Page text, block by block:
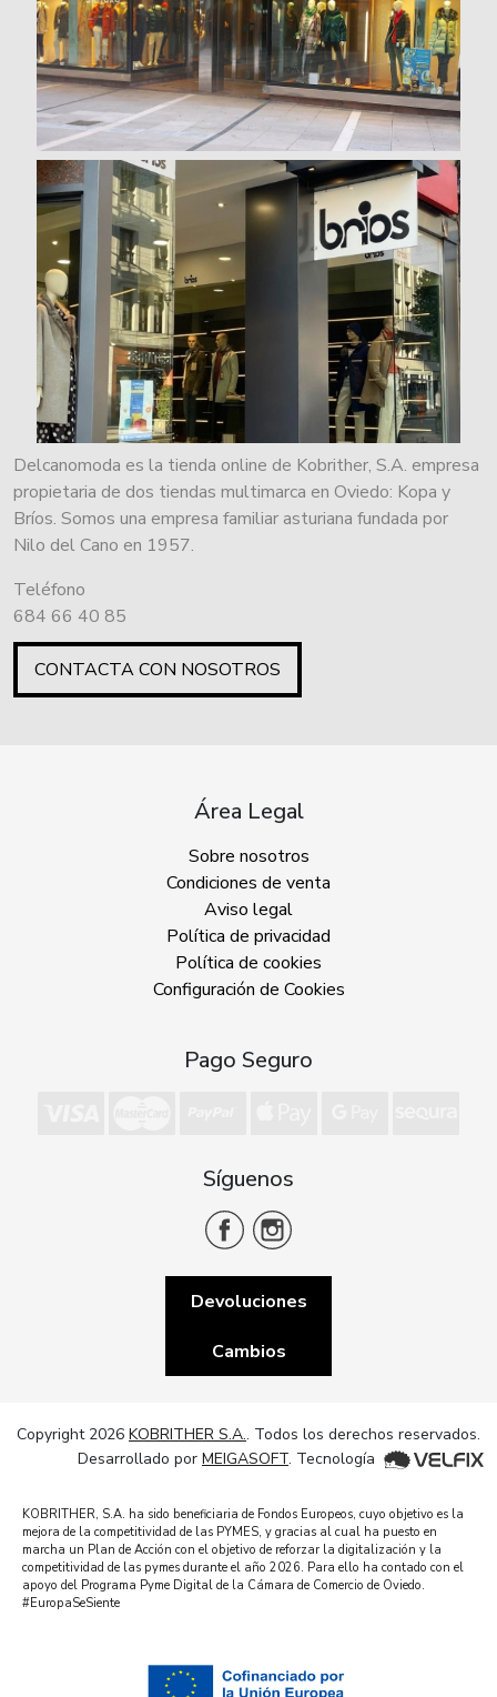
Delcanomoda es la tienda online de Kobrither, S.A. empresa
propietaria de dos tiendas multimarca en Oviedo: Kopa y
Bríos. Somos una empresa familiar asturiana fundada por
Nilo del Cano en 1957.
Teléfono
684 66 40 85
CONTACTA CON NOSOTROS
Área Legal
Sobre nosotros
Condiciones de venta
Aviso legal
Política de privacidad
Política de cookies
Configuración de Cookies
Pago Seguro
Síguenos
Devoluciones
Cambios
Copyright 2026 KOBRITHER S.A.. Todos los derechos reservados.
Desarrollado por MEIGASOFT. Tecnología
KOBRITHER, S.A. ha sido beneficiaria de Fondos Europeos, cuyo objetivo es la
mejora de la competitividad de las PYMES, y gracias al cual ha puesto en
marcha un Plan de Acción con el objetivo de reforzar la digitalización y la
competitividad de las pymes durante el año 2026. Para ello ha contado con el
apoyo del Programa Pyme Digital de la Cámara de Comercio de Oviedo.
#EuropaSeSiente